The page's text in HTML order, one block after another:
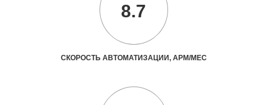
8.7
СКОРОСТЬ АВТОМАТИЗАЦИИ, АРМ/МЕС